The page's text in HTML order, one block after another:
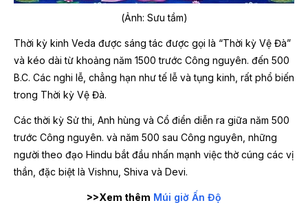
(Ảnh: Sưu tầm)
Thời kỳ kinh Veda được sáng tác được gọi là “Thời kỳ Vệ Đà”
và kéo dài từ khoảng năm 1500 trước Công nguyên. đến 500
B.C. Các nghi lễ, chẳng hạn như tế lễ và tụng kinh, rất phổ biến
trong Thời kỳ Vệ Đà.
Các thời kỳ Sử thi, Anh hùng và Cổ điển diễn ra giữa năm 500
trước Công nguyên. và năm 500 sau Công nguyên, những
người theo đạo Hindu bắt đầu nhấn mạnh việc thờ cúng các vị
thần, đặc biệt là Vishnu, Shiva và Devi.
>>Xem thêm Múi giờ Ấn Độ